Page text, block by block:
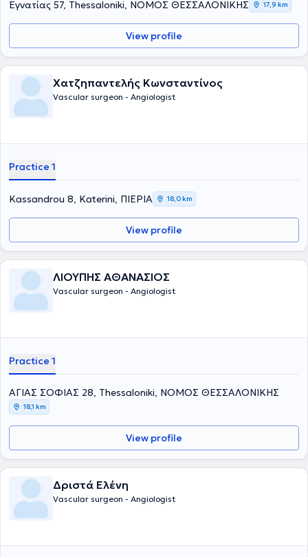
Εγνατίας 57, Thessaloniki, ΝΟΜΟΣ ΘΕΣΣΑΛΟΝΙΚΗΣ 17,9 km
View profile
Χατζηπαντελής Κωνσταντίνος
Vascular surgeon - Angiologist
Practice 1
Kassandrou 8, Katerini, ΠΙΕΡΙΑ 18,0 km
View profile
ΛΙΟΥΠΗΣ ΑΘΑΝΑΣΙΟΣ
Vascular surgeon - Angiologist
Practice 1
ΑΓΙΑΣ ΣΟΦΙΑΣ 28, Thessaloniki, ΝΟΜΟΣ ΘΕΣΣΑΛΟΝΙΚΗΣ
18,1 km
View profile
Δριστά Ελένη
Vascular surgeon - Angiologist